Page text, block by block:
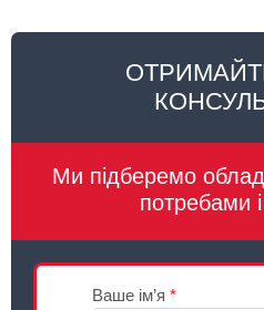
Ми підберемо
потребами
Ваше ім’я *